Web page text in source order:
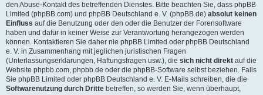
den Abuse-Kontakt des betreffenden Dienstes. Bitte beachten Sie, dass phpBB
Limited (phpBB.com) und phpBB Deutschland e. V. (phpBB.de) absolut keinen
Einfluss auf die Benutzung oder den oder die Benutzer der Forensoftware
haben und dafür in keiner Weise zur Verantwortung herangezogen werden
können. Kontaktieren Sie daher nie phpBB Limited oder phpBB Deutschland
e. V. in Zusammenhang mit jeglichen juristischen Fragen
(Unterlassungserklärungen, Haftungsfragen usw.), die sich nicht direkt auf die
Website phpbb.com, phpbb.de oder die phpBB-Software selbst beziehen. Falls
Sie phpBB Limited oder phpBB Deutschland e. V. E-Mails schreiben, die die
Softwarenutzung durch Dritte betreffen, so werden Sie, wenn überhaupt,